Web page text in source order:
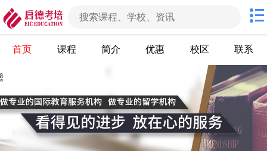
首页 课程 简介 优惠 校区 联系